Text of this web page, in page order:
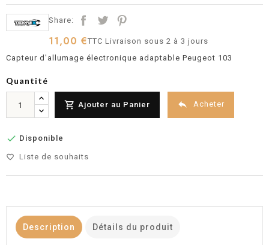
Share:
11,00 €TTCLivraison sous 2 à 3 jours
Capteur d'allumage électronique adaptable Peugeot 103
Quantité
 Ajouter au Panier  Acheter
 Disponible
favorite_border Liste de souhaits
Description Détails du produit